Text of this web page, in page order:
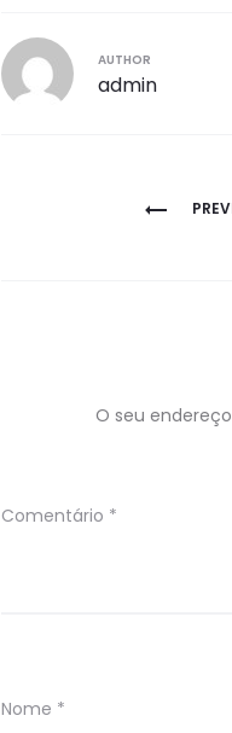
AUTHOR
admin
Navegação
O seu
Comentário *
Nome *